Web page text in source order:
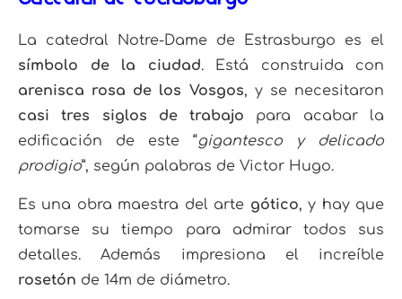
La catedral Notre-Dame de Estrasburgo es el
símbolo de la ciudad. Está construida con
arenisca rosa de los Vosgos, y se necesitaron
casi tres siglos de trabajo para acabar la
edificación de este “gigantesco y delicado
prodigio”, según palabras de Victor Hugo.
Es una obra maestra del arte gótico, y hay que
tomarse su tiempo para admirar todos sus
detalles. Además impresiona el increíble
rosetón de 14m de diámetro.